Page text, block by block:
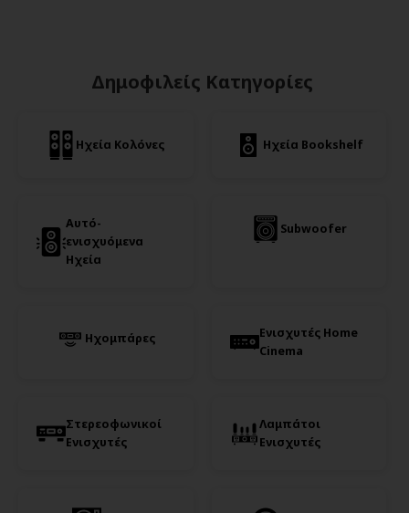
Δημοφιλείς Κατηγορίες
Ηχεία Κολόνες Ηχεία Bookshelf
Αυτό-
ενισχυόμενα
Ηχεία
Subwoofer
Ηχομπάρες
Ενισχυτές Home
Cinema
Στερεοφωνικοί
Ενισχυτές
Λαμπάτοι
Ενισχυτές